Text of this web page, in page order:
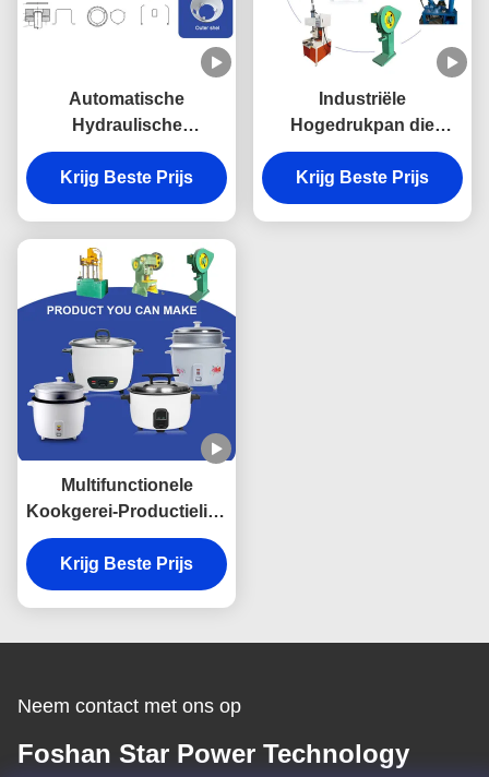
Automatische
Hydraulische
Kookgerei-
Productielijnmachine
voor Rijstkooktoestel
Krijg Beste Prijs
Industriële
Hogedrukpan die
Machine maken
Hydraulisch voor het
Plastic het Kooktoestel
Krijg Beste Prijs
Multifunctionele
Kookgerei-Productielijn,
Staalpot die Machine
voor Hogedrukpan
maken
Krijg Beste Prijs
Neem contact met ons op
Foshan Star Power Technology